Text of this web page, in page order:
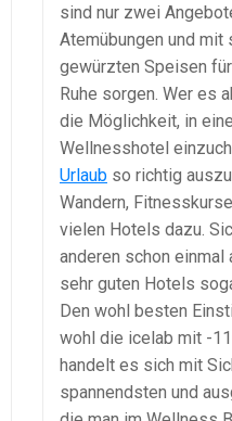
sind nur zwei
Atemübungen und mit
gewürzten Speisen
Ruhe sorgen. Wer es
die Möglichkeit, in
Wellnesshotel
Urlaub so richtig
Wandern,
vielen Hotels dazu.
anderen schon einmal
sehr guten Hotels
Den wohl besten
wohl die icelab mit -
handelt es sich mit
spannendsten und